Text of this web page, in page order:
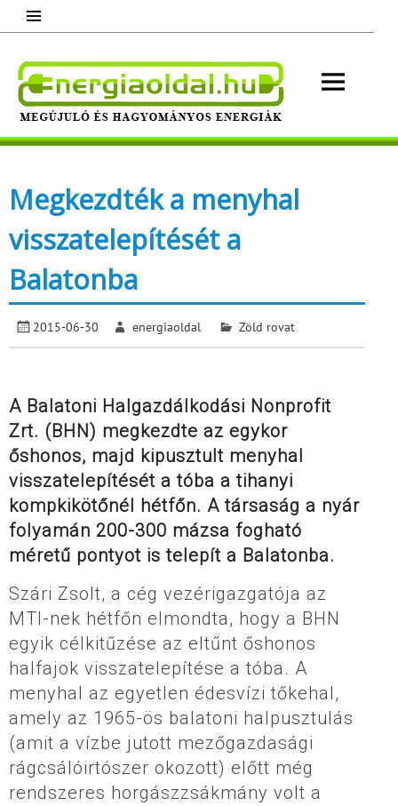
content
Megújuló és hagyományos energiák.
Megkezdték a menyhal
visszatelepítését a
Balatonba
2015-06-30 energiaoldal Zöld rovat
A Balatoni Halgazdálkodási Nonprofit
Zrt. (BHN) megkezdte az egykor
őshonos, majd kipusztult menyhal
visszatelepítését a tóba a tihanyi
kompkikötőnél hétfőn. A társaság a nyár
folyamán 200-300 mázsa fogható
méretű pontyot is telepít a Balatonba.
Szári Zsolt, a cég vezérigazgatója az
MTI-nek hétfőn elmondta, hogy a BHN
egyik célkitűzése az eltűnt őshonos
halfajok visszatelepítése a tóba. A
menyhal az egyetlen édesvízi tőkehal,
amely az 1965-ös balatoni halpusztulás
(amit a vízbe jutott mezőgazdasági
rágcsálóirtószer okozott) előtt még
rendszeres horgászzsákmány volt a